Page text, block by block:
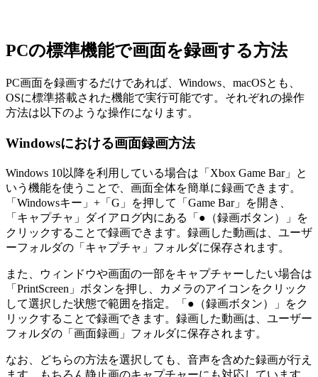
PCの標準機能で画面を録画する方法
PC画面を録画するだけであれば、Windows、macOSとも、
OSに標準搭載された機能で実行可能です。それぞれの操作
方法は以下のような操作になります。
Windowsにおける画面録画方法
Windows 10以降を利用している場合は「Xbox Game Bar」と
いう機能を使うことで、画面全体を簡単に録画できます。
「Windowsキー」+「G」を押して「Game Bar」を開き、
「キャプチャ」ダイアログ内にある「●（録画ボタン）」を
クリックすることで録画できます。録画した動画は、ユーザ
ーフォルダの「キャプチャ」フォルダに保存されます。
また、ウィンドウや画面の一部をキャプチャーしたい場合は
「PrintScreen」ボタンを押し、カメラのアイコンをクリック
して選択した状態で範囲を指定。「●（録画ボタン）」をク
リックすることで録画できます。録画した動画は、ユーザー
フォルダの「画面録画」フォルダに保存されます。
なお、どちらの方法を選択しても、音声を含めた録画が行え
ます。もちろん静止画のキャプチャーにも対応しています。